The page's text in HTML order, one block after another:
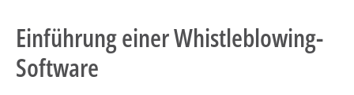
Einführung einer Whistleblowing-
Software